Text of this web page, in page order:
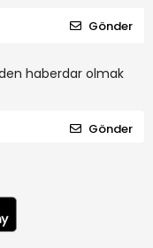
Gönder
haberdar olmak
Gönder